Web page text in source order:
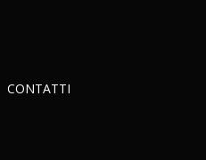
CONTATTI